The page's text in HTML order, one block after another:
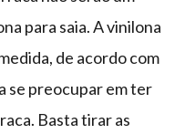
para saia. A vinilona
de acordo com
se preocupar em ter
Basta tirar as